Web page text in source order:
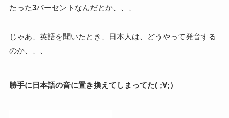
たった3パーセントなんだとか、、、
じゃあ、英語を聞いたとき、日本人は、どうやって発音する
のか、、、
勝手に日本語の音に置き換えてしまってた( ;∀;）